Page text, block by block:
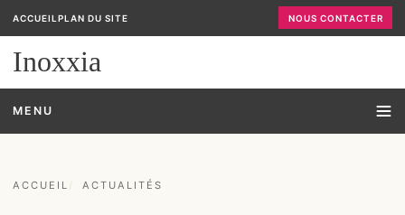
ACCUEIL PLAN DU SITE NOUS CONTACTER
Inoxxia
MENU
ACCUEIL ACTUALITÉS